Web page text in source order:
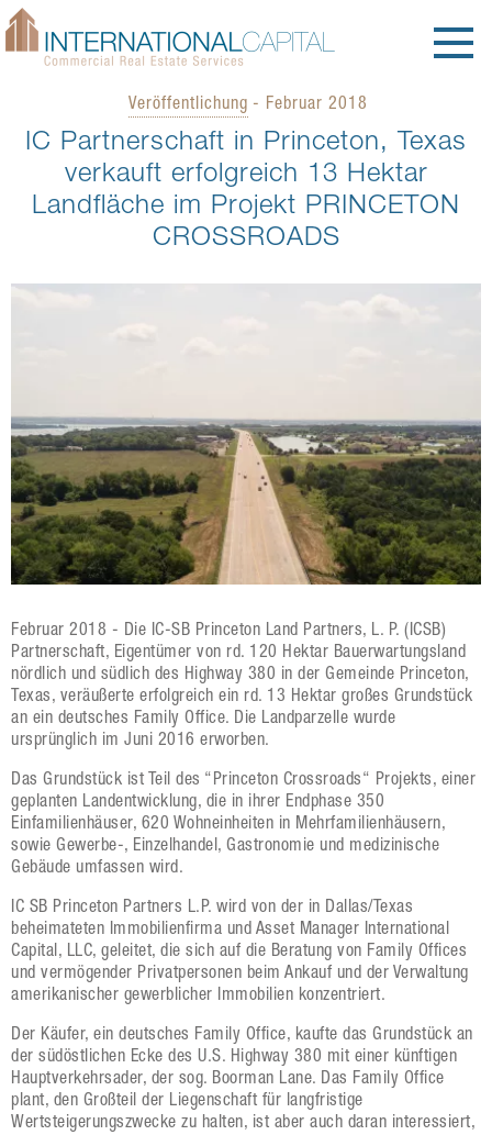
Veröffentlichung - Februar 2018
IC Partnerschaft in Princeton, Texas
verkauft erfolgreich 13 Hektar
Landfläche im Projekt PRINCETON
CROSSROADS
Februar 2018 - Die IC-SB Princeton Land Partners, L. P. (ICSB)
Partnerschaft, Eigentümer von rd. 120 Hektar Bauerwartungsland
nördlich und südlich des Highway 380 in der Gemeinde Princeton,
Texas, veräußerte erfolgreich ein rd. 13 Hektar großes Grundstück
an ein deutsches Family Office. Die Landparzelle wurde
ursprünglich im Juni 2016 erworben.
Das Grundstück ist Teil des “Princeton Crossroads“ Projekts, einer
geplanten Landentwicklung, die in ihrer Endphase 350
Einfamilienhäuser, 620 Wohneinheiten in Mehrfamilienhäusern,
sowie Gewerbe-, Einzelhandel, Gastronomie und medizinische
Gebäude umfassen wird.
IC SB Princeton Partners L.P. wird von der in Dallas/Texas
beheimateten Immobilienfirma und Asset Manager International
Capital, LLC, geleitet, die sich auf die Beratung von Family Offices
und vermögender Privatpersonen beim Ankauf und der Verwaltung
amerikanischer gewerblicher Immobilien konzentriert.
Der Käufer, ein deutsches Family Office, kaufte das Grundstück an
der südöstlichen Ecke des U.S. Highway 380 mit einer künftigen
Hauptverkehrsader, der sog. Boorman Lane. Das Family Office
plant, den Großteil der Liegenschaft für langfristige
Wertsteigerungszwecke zu halten, ist aber auch daran interessiert,